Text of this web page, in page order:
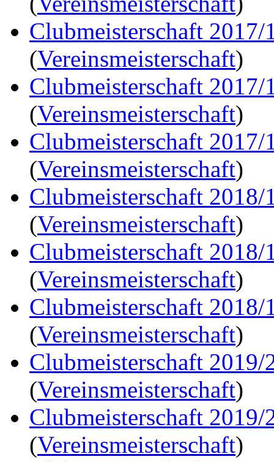
Clubmeisterschaft 2017/
(Vereinsmeisterschaft)
Clubmeisterschaft 2017/
(Vereinsmeisterschaft)
Clubmeisterschaft 2017/
(Vereinsmeisterschaft)
Clubmeisterschaft 2018/
(Vereinsmeisterschaft)
Clubmeisterschaft 2018/
(Vereinsmeisterschaft)
Clubmeisterschaft 2018/
(Vereinsmeisterschaft)
Clubmeisterschaft 2019/
(Vereinsmeisterschaft)
Clubmeisterschaft 2019/
(Vereinsmeisterschaft)